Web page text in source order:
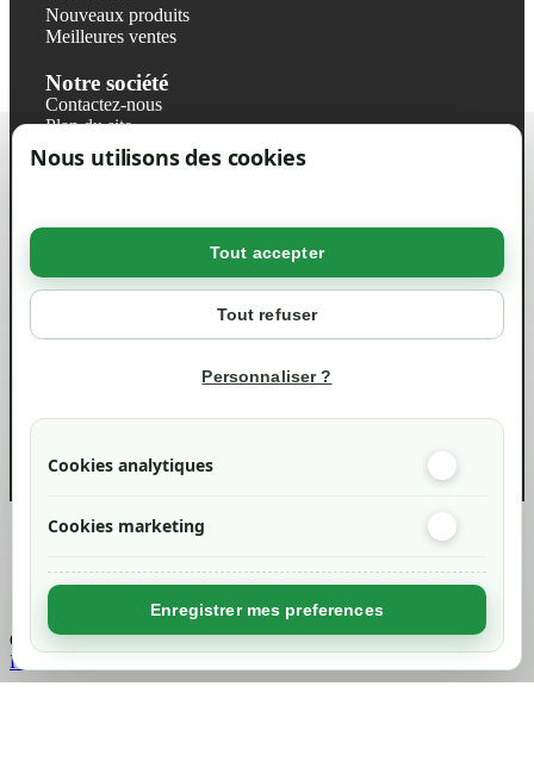
Nous utilisons des cookies
Tout accepter
Tout refuser
Personnaliser ?
Cookies analytiques
Cookies marketing
Enregistrer mes preferences
Nouveaux produits
Meilleures ventes
Notre société
Contactez-nous
Plan du site
Magasin
Mentions légales
Politique de confidentialité RGPD
Votre compte
info@green-tech-shop.com
Created byNageoconcept
Chargement...
Retour en haut